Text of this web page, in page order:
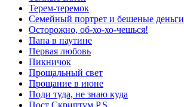
Терем-теремок
Семейный портрет и бешеные деньги
Осторожно, об-хо-хо-чешься!
Папа в паутине
Первая любовь
Пикничок
Прощальный свет
Прощание в июне
Поди туда, не знаю куда
Пост Скриптум P.S.